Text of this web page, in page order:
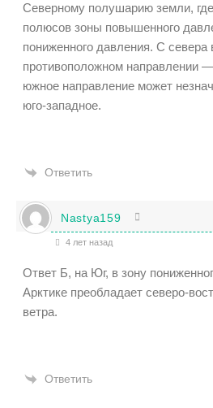
Северному полушарию земли,
полюсов зоны повышенного
пониженного давления. С севера
противоположном направлении —
южное направление может
юго-западное.
Ответить
Nastya159
4 лет назад
Ответ Б, на Юг, в зону
Арктике преобладает северо-
ветра.
Ответить